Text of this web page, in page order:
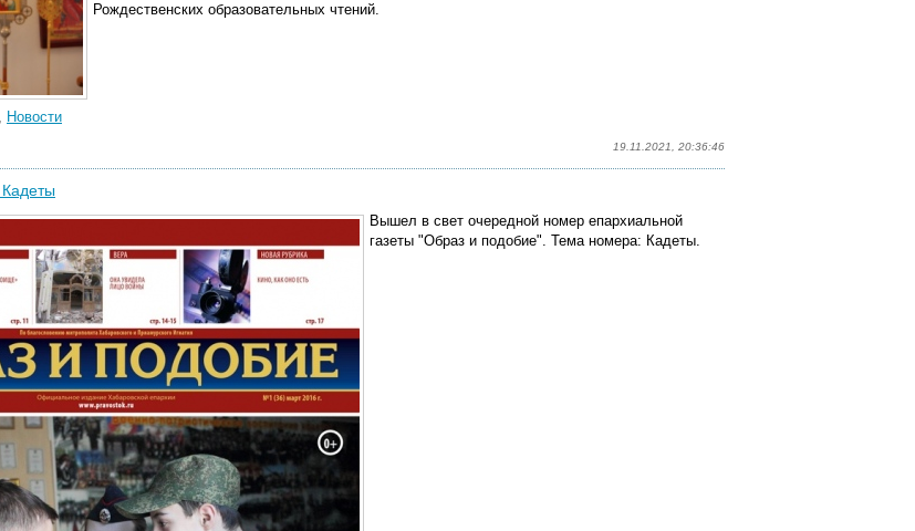
Рождественских образовательных чтений.
, Новости
19.11.2021, 20:36:46
Вышел в свет очередной номер епархиальной
газеты "Образ и подобие". Тема номера: Кадеты.